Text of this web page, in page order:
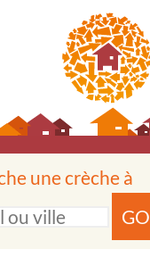
une crèche à
GO